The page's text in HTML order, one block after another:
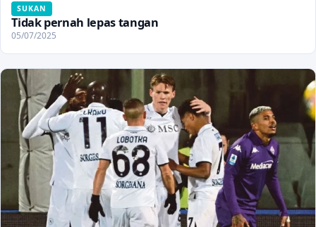
SUKAN
Tidak pernah lepas tangan
05/07/2025